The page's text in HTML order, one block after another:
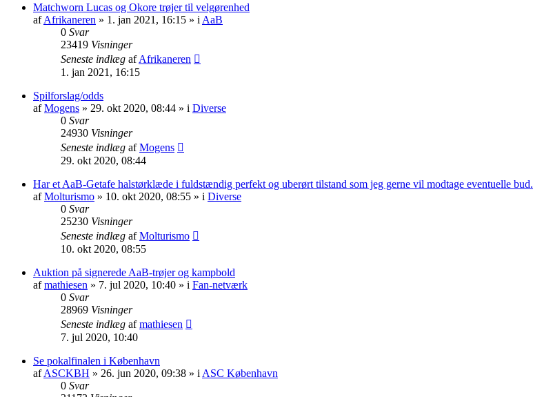
Matchworn Lucas og Okore trøjer til velgørenhed
afAfrikaneren » 1. jan 2021, 16:15 » i AaB
0 Svar
23419 Visninger
Seneste indlæg afAfrikaneren
1. jan 2021, 16:15
Spilforslag/odds
afMogens » 29. okt 2020, 08:44 » i Diverse
0 Svar
24930 Visninger
Seneste indlæg afMogens
29. okt 2020, 08:44
Har et AaB-Getafe halstørklæde i fuldstændig perfekt og uberørt tilstand som jeg gerne vil modtage eventuelle bud.
afMolturismo » 10. okt 2020, 08:55 » i Diverse
0 Svar
25230 Visninger
Seneste indlæg afMolturismo
10. okt 2020, 08:55
Auktion på signerede AaB-trøjer og kampbold
afmathiesen » 7. jul 2020, 10:40 » i Fan-netværk
0 Svar
28969 Visninger
Seneste indlæg afmathiesen
7. jul 2020, 10:40
Se pokalfinalen i København
afASCKBH » 26. jun 2020, 09:38 » i ASC København
0 Svar